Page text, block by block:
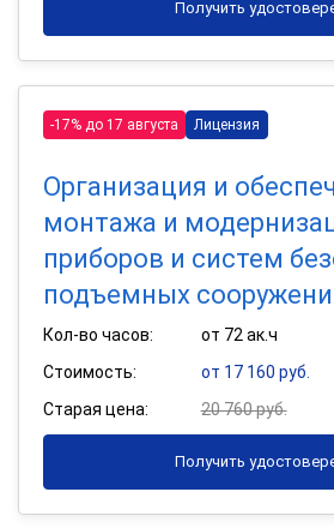
Получить
-17% до 17 августа Лицензия
Организация и
монтажа и
приборов и систем
подъемных
Кол-во часов:
от 72 ак.ч
Стоимость:
от 17 160 руб.
Старая цена:
20 760 руб.
Получить